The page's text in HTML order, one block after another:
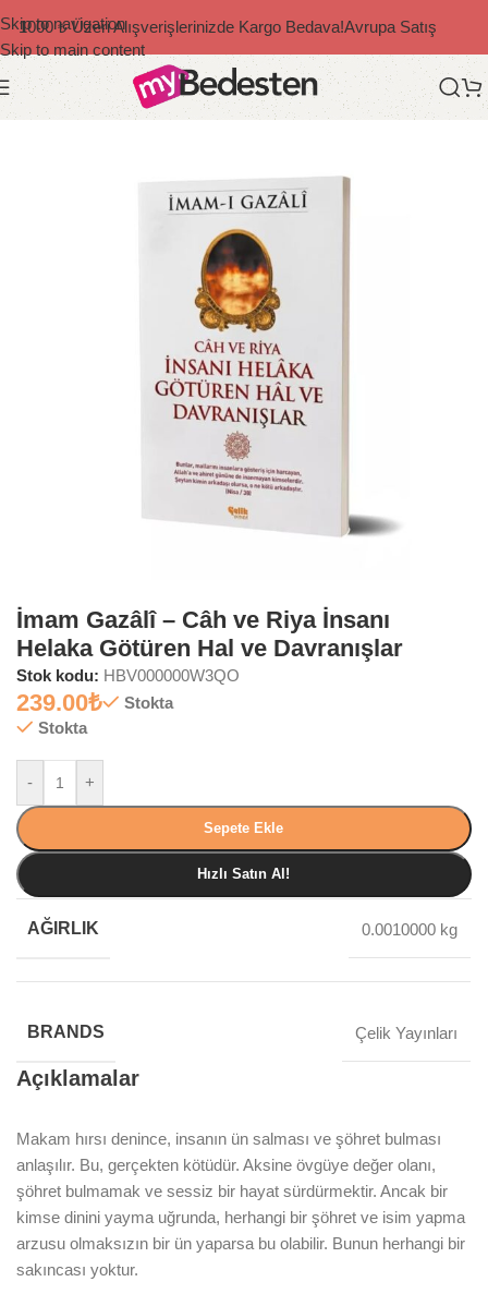
Skip to navigation
Skip to main content
1000 ₺ Üzeri Alışverişlerinizde Kargo Bedava!Avrupa Satış
Ana Sayfa Diğer Yazarlar
İmam Gazâlî – Câh ve Riya İnsanı
Helaka Götüren Hal ve Davranışlar
Stok kodu: HBV000000W3QO
239.00₺
Stokta
Stokta
- +
Sepete Ekle
Hızlı Satın Al!
AĞIRLIK 0.0010000 kg
BRANDS Çelik Yayınları
Açıklamalar
Makam hırsı denince, insanın ün salması ve şöhret bulması
anlaşılır. Bu, gerçekten kötüdür. Aksine övgüye değer olanı,
şöhret bulmamak ve sessiz bir hayat sürdürmektir. Ancak bir
kimse dinini yayma uğrunda, herhangi bir şöhret ve isim yapma
arzusu olmaksızın bir ün yaparsa bu olabilir. Bunun herhangi bir
sakıncası yoktur.